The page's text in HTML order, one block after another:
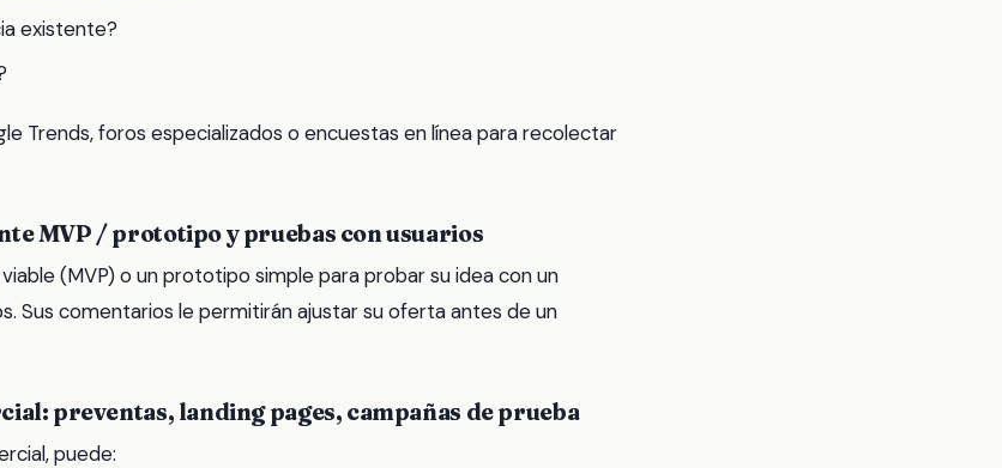
existente?
Trends, foros especializados o encuestas en línea para recolectar
MVP / prototipo y pruebas con usuarios
(MVP) o un prototipo simple para probar su idea con un
Sus comentarios le permitirán ajustar su oferta antes de un
preventas, landing pages, campañas de prueba
puede: